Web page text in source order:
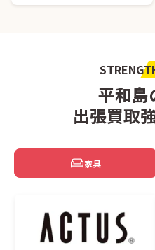
平和島
出張買取
家具